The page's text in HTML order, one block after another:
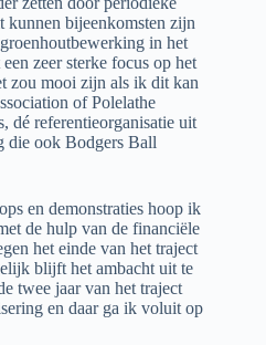
kunnen bijeenkomsten zijn
in het
zeer sterke focus op het
zou mooi zijn als ik dit kan
of Polelathe
dé referentieorganisatie uit
die ook Bodgers Ball
en demonstraties hoop ik
de hulp van de financiële
het einde van het traject
blijft het ambacht uit te
twee jaar van het traject
en daar ga ik voluit op